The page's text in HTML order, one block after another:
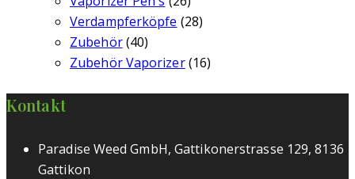
Verdampferköpfe (28)
Zubehör(40)
Zubehör Vaporizer(16)
Kontakt
Paradise Weed GmbH, Gattikonerstrasse 129, 8136
Gattikon